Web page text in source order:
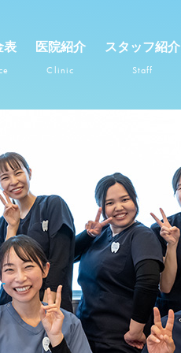
表 医院紹介
Clinic
スタッフ紹介
Staff